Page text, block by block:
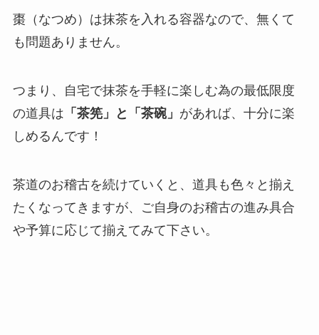
棗（なつめ）は抹茶を入れる容器なので、無くて
も問題ありません。
つまり、自宅で抹茶を手軽に楽しむ為の最低限度
の道具は 「茶筅」と「茶碗」 があれば、十分に楽
しめるんです！
茶道のお稽古を続けていくと、道具も色々と揃え
たくなってきますが、ご自身のお稽古の進み具合
や予算に応じて揃えてみて下さい。